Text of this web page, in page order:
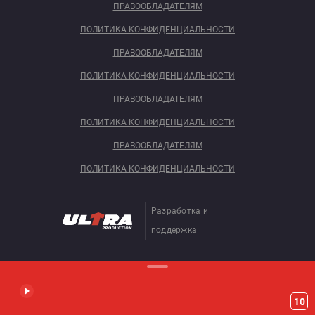
ПРАВООБЛАДАТЕЛЯМ
ПОЛИТИКА КОНФИДЕНЦИАЛЬНОСТИ
ПРАВООБЛАДАТЕЛЯМ
ПОЛИТИКА КОНФИДЕНЦИАЛЬНОСТИ
ПРАВООБЛАДАТЕЛЯМ
ПОЛИТИКА КОНФИДЕНЦИАЛЬНОСТИ
ПРАВООБЛАДАТЕЛЯМ
ПОЛИТИКА КОНФИДЕНЦИАЛЬНОСТИ
Разработка и
поддержка
10